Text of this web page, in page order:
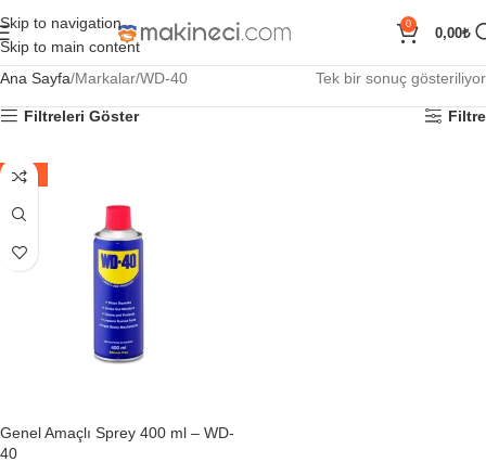
Skip to navigation
Skip to main content
0
0,00₺
Ana Sayfa Markalar WD-40 Tek bir sonuç gösteriliyor
Filtreleri Göster Filtre
-43%
Genel Amaçlı Sprey 400 ml – WD-
40